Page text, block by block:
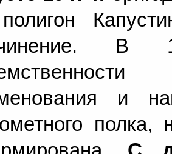
В
и
полка,